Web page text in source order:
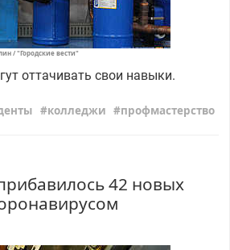
/ "Городские вести"
оттачивать свои навыки.
колледжи профмастерство
42 новых